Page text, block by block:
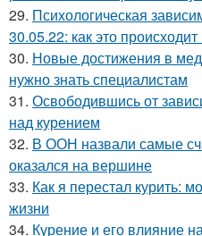
29. Психологическая
30.05.22: как это
30. Новые достижения в
нужно знать специалистам
31. Освободившись от
над курением
32. В ООН назвали самые
оказался на вершине
33. Как я перестал курить:
жизни
34. Курение и его влияние